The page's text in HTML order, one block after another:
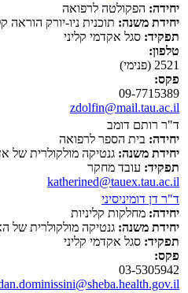
יחידה: הפקולטה לרפואה
יחידת משנה: תוכנית ניו-יורק הוראה
תפקיד: סגל אקדמי קליני
טלפון:
2521 (פנימי)
פקס:
09-7715389
zdolfin@mail.tau.ac.il
ד"ר רותם דומב
יחידה: בית הספר לרפואה
יחידת משנה: גנטיקה מולקולרית של
תפקיד: עובד מחקר
katherined@tauex.tau.ac.il
ד"ר דן דומיניסיני
יחידה: מחלקות קליניות
יחידת משנה: גנטיקה מולקולרית של
תפקיד: סגל אקדמי קליני
פקס:
03-5305942